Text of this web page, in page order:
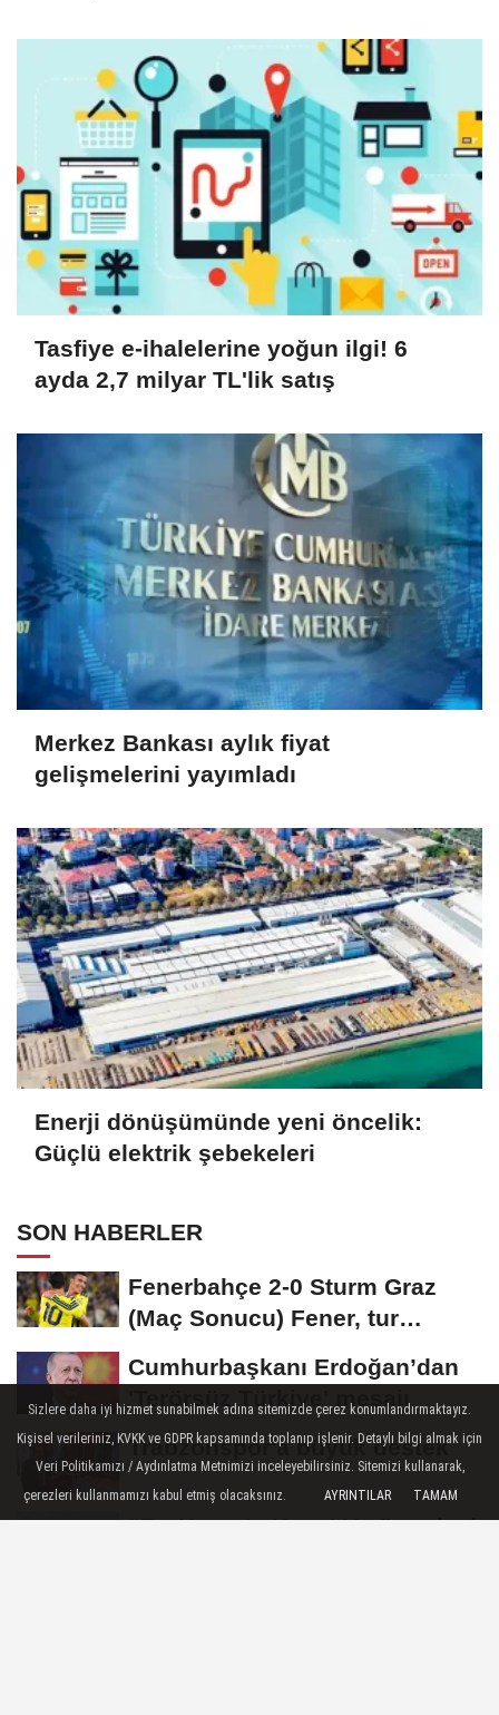
Tasfiye e-ihalelerine yoğun ilgi! 6
ayda 2,7 milyar TL'lik satış
Merkez Bankası aylık fiyat
gelişmelerini yayımladı
Enerji dönüşümünde yeni öncelik:
Güçlü elektrik şebekeleri
SON HABERLER
Fenerbahçe 2-0 Sturm Graz
(Maç Sonucu) Fener, tur
Cumhurbaşkanı Erdoğan’dan
'Terörsüz Türkiye' mesajı
Trabzonspor'a büyük destek
“Bu Kampta Hayat Var” projesi
Sizlere daha iyi hizmet sunabilmek adına sitemizde çerez konumlandırmaktayız.
Kişisel verileriniz, KVKK ve GDPR kapsamında toplanıp işlenir. Detaylı bilgi almak için
Veri Politikamızı / Aydınlatma Metnimizi inceleyebilirsiniz. Sitemizi kullanarak,
çerezleri kullanmamızı kabul etmiş olacaksınız.
AYRINTILAR TAMAM